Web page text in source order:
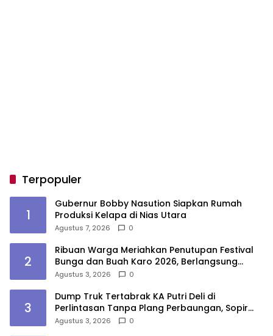
Terpopuler
1
Gubernur Bobby Nasution Siapkan Rumah
Produksi Kelapa di Nias Utara
Agustus 7, 2026 0
2
Ribuan Warga Meriahkan Penutupan Festival
Bunga dan Buah Karo 2026, Berlangsung
Aman di Bawah Pengamanan Gabungan
Agustus 3, 2026 0
3
Dump Truk Tertabrak KA Putri Deli di
Perlintasan Tanpa Plang Perbaungan, Sopir
Tewas
Agustus 3, 2026 0